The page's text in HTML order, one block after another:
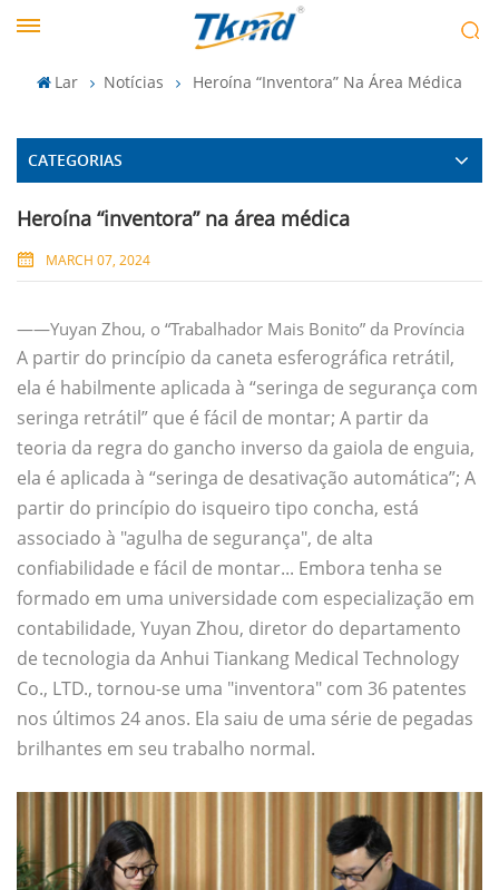
Lar Notícias Heroína “inventora” Na Área Médica
CATEGORIAS
Heroína “inventora” na área médica
MARCH 07, 2024
——Yuyan Zhou, o “Trabalhador Mais Bonito” da Província
A partir do princípio da caneta esferográfica retrátil,
ela é habilmente aplicada à “seringa de segurança com
seringa retrátil” que é fácil de montar; A partir da
teoria da regra do gancho inverso da gaiola de enguia,
ela é aplicada à “seringa de desativação automática”; A
partir do princípio do isqueiro tipo concha, está
associado à "agulha de segurança", de alta
confiabilidade e fácil de montar... Embora tenha se
formado em uma universidade com especialização em
contabilidade, Yuyan Zhou, diretor do departamento
de tecnologia da Anhui Tiankang Medical Technology
Co., LTD., tornou-se uma "inventora" com 36 patentes
nos últimos 24 anos. Ela saiu de uma série de pegadas
brilhantes em seu trabalho normal.